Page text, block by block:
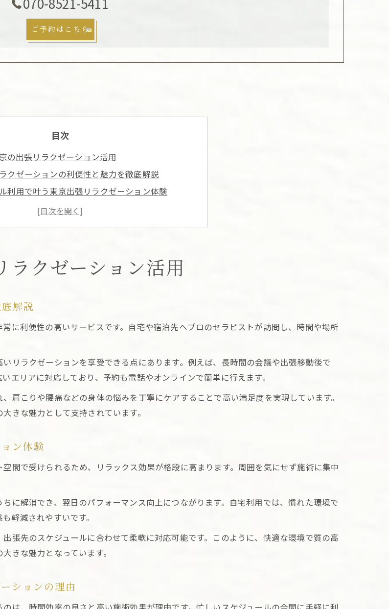
ご予約はこちら
目次
の出張リラクゼーション活用
クゼーションの利便性と魅力を徹底解説
利用で叶う東京出張リラクゼーション体験
ーソンに選ばれる東京出張リラクゼーションの理由
クゼーションが忙しい日々に与える効果とは
ョン後の効果を長持ちさせる秘訣
クゼーション後のセルフケア習慣とは
ロー付き東京出張リラクゼーションの魅力
ーション後の日常に役立つアドバイス集
クゼーション後の満足感を持続させるコツ
重視なら東京の出張施術が選ばれる理由
クゼーションが提供する手厚いアフターフォロー
ーサービスが東京出張リラクゼーションの強み
クゼーションで受ける心身サポート内容
ロー重視の東京出張リラクゼーション体制
するアフターケアの重要性
スを整える東京出張リラクゼーションの提案
が東京出張リラクゼーション効果を高める理由
クゼーションで回復を実感するコツ
ョン施術後の心身ケアを東京で実践
クゼーションを利用した体験談を紹介
た東京出張リラクゼーションの感想集
ラクゼーション活用
解説
に利便性の高いサービスです。自宅や宿泊先へプロのセラピストが訪問し、時間や場所
リラクゼーションを享受できる点にあります。例えば、長時間の会議や出張移動後で
エリアに対応しており、予約も電話やオンラインで簡単に行えます。
肩こりや腰痛などの身体の悩みを丁寧にケアすることで高い満足度を実現しています。
きな魅力として支持されています。
ン体験
間で受けられるため、リラックス効果が格段に高まります。周囲を気にせず施術に集中
に解消でき、翌日のパフォーマンス向上につながります。自宅利用では、慣れた環境で
軽減されやすいです。
張先のスケジュールに合わせて柔軟に対応可能です。このように、快適な環境で質の高
きな魅力となっています。
ションの理由